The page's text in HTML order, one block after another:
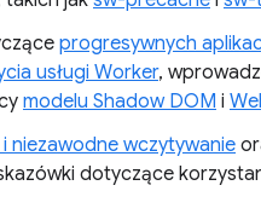
progresywnych
usługi Worker,
modelu Shadow DOM i
niezawodne wczytywanie
dotyczące